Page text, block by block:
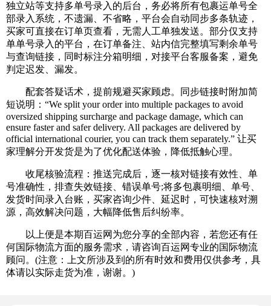
独立站等支持多单号录入的后台，务必将所有包裹运单号全
部录入系统，不遗漏、不省略，平台会自动同步多条轨迹，
买家可直接在订单页查看，无需人工单独发送。部分仅支持
单单号录入的平台，在订单备注、站内信完整填写剩余单号
与查询链接，同时标注分箱明细，对接平台客服备案，避免
判定迟发、漏发。
配套答疑话术，提前规避买家顾虑。同步链接时附加简
短说明：“We split your order into multiple packages to avoid
oversized shipping surcharge and package damage, which can
ensure faster and safer delivery. All packages are delivered by
official international courier, you can track them separately.” 让买
家理解分开发货是为了优化配送体验，降低抵触心理。
收尾核验流程：推送完成后，逐一核对链接有效性、单
号准确性，排查失效链接、错误单号;将多包裹明细、单号、
发货时间录入台账，买家咨询少件、延迟时，可快速核对溯
源，高效解决问题，大幅降低售后纠纷率。
以上便是本期百运网为您分享的全部内容，若您还有任
何国际物流方面的服务需求，请咨询百运网专业的国际物流
顾问。(注意：上文所涉及到的所有时效和费用仅供参考，具
体请以实际走货为准，谢谢。)